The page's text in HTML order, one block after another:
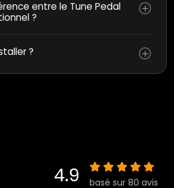
entre le Tune Pedal
?
?
4.9 basé sur 80 avis